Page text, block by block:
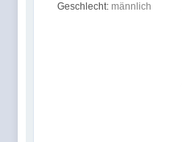
Geschlecht: männlich